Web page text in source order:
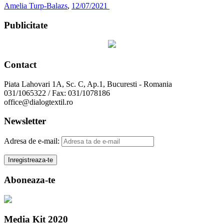
Amelia Turp-Balazs, 12/07/2021
Publicitate
Contact
Piata Lahovari 1A, Sc. C, Ap.1, Bucuresti - Romania
031/1065322 / Fax: 031/1078186
office@dialogtextil.ro
Newsletter
Adresa de e-mail:
Aboneaza-te
Media Kit 2020